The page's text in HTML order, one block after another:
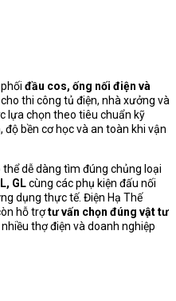
đầu cos, ống nối điện và
thi công tủ điện, nhà xưởng và
lựa chọn theo tiêu chuẩn kỹ
bền cơ học và an toàn khi vận
thể dễ dàng tìm đúng chủng loại
GLcùng các phụ kiện đấu nối
dụng thực tế. Điện Hạ Thế
hỗ trợtư vấn chọn đúng vật tư
thợ điện và doanh nghiệp